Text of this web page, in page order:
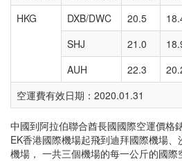
HKG
DXB/DWC 20.5
SHJ
21.0
AUH
22.3
空運費有效日期：2020.01.31
中國到阿拉伯聯合酋長國國際空運價格
EK香港國際機場起飛到迪拜國際機場
機場， 一共三個機場的每一公斤的國際